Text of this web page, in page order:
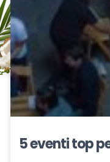
5 eventi top